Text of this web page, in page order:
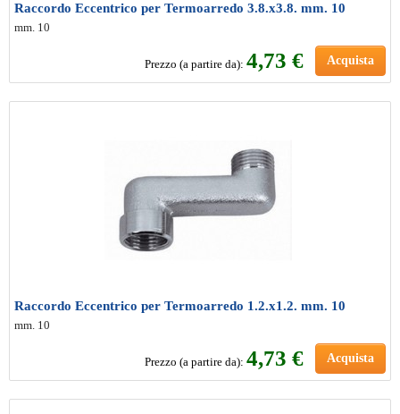
Raccordo Eccentrico per Termoarredo 3.8.x3.8. mm. 10
mm. 10
Prezzo (a partire da): 4,73 € Acquista
Raccordo Eccentrico per Termoarredo 1.2.x1.2. mm. 10
mm. 10
Prezzo (a partire da): 4,73 € Acquista